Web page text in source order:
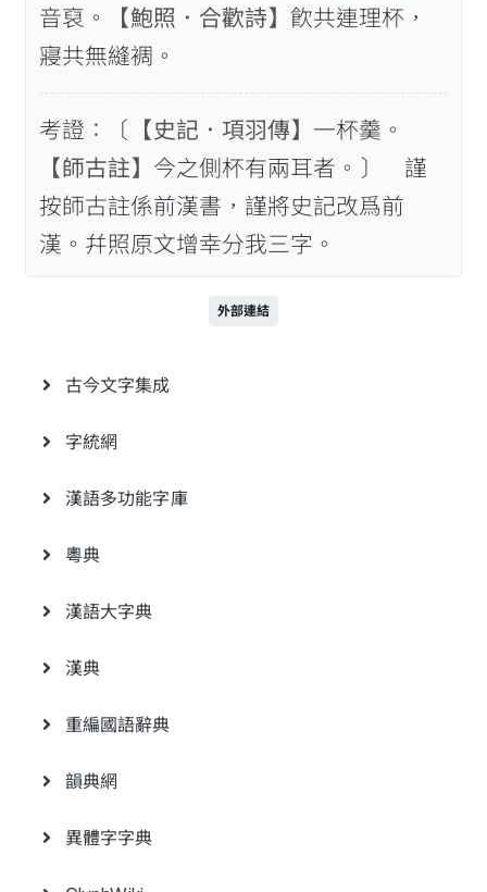
音裒。
【鮑照．合歡詩】 飮共連理杯，
寢共無縫裯。
考證：〔 【史記．項羽傳】 一杯羹。
【師古註】 今之側杯有兩耳者。〕 謹
按師古註係前漢書，謹將史記改爲前
漢。幷照原文增幸分我三字。
外部連結
古今文字集成
字統網
漢語多功能字庫
粵典
漢語大字典
漢典
重編國語辭典
韻典網
異體字字典